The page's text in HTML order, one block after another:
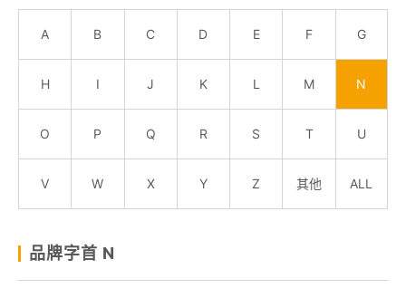
櫃位資訊
顧客服務
關於我們
線上DM
A B C D E F G
H I J K L M N
O P Q R S T U
V W X Y Z 其他 ALL
品牌字首 N